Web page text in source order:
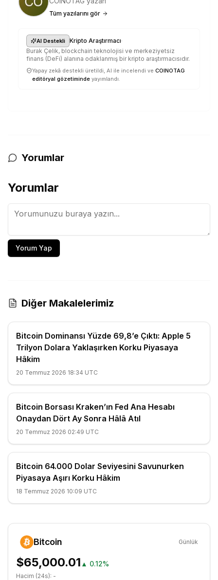
Tüm yazılarını gör
AI Destekli Kripto Araştırmacı·
Burak Çelik, blockchain teknolojisi ve merkeziyetsiz
finans (DeFi) alanına odaklanmış bir kripto araştırmacısıdır.
Yapay zekâ destekli üretildi, AI ile incelendi ve COINOTAG
editöryal gözetiminde yayımlandı.
Yorumlar
Yorumlar
Yorum Yap
Diğer Makalelerimiz
Bitcoin Dominansı Yüzde 69,8’e Çıktı: Apple 5
Trilyon Dolara Yaklaşırken Korku Piyasaya
Hâkim
20 Temmuz 2026 18:34 UTC
Bitcoin Borsası Kraken’ın Fed Ana Hesabı
Onaydan Dört Ay Sonra Hâlâ Atıl
20 Temmuz 2026 02:49 UTC
Bitcoin 64.000 Dolar Seviyesini Savunurken
Piyasaya Aşırı Korku Hâkim
18 Temmuz 2026 10:09 UTC
Bitcoin Günlük
$65,000.01 ▲ 0.12%
Hacim (24s): -